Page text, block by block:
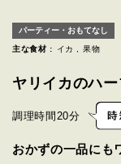
パーティー・おもてなし
主な食材 : イカ 果物
ヤリイカのハ
調理時間 20分
おかずの一品に